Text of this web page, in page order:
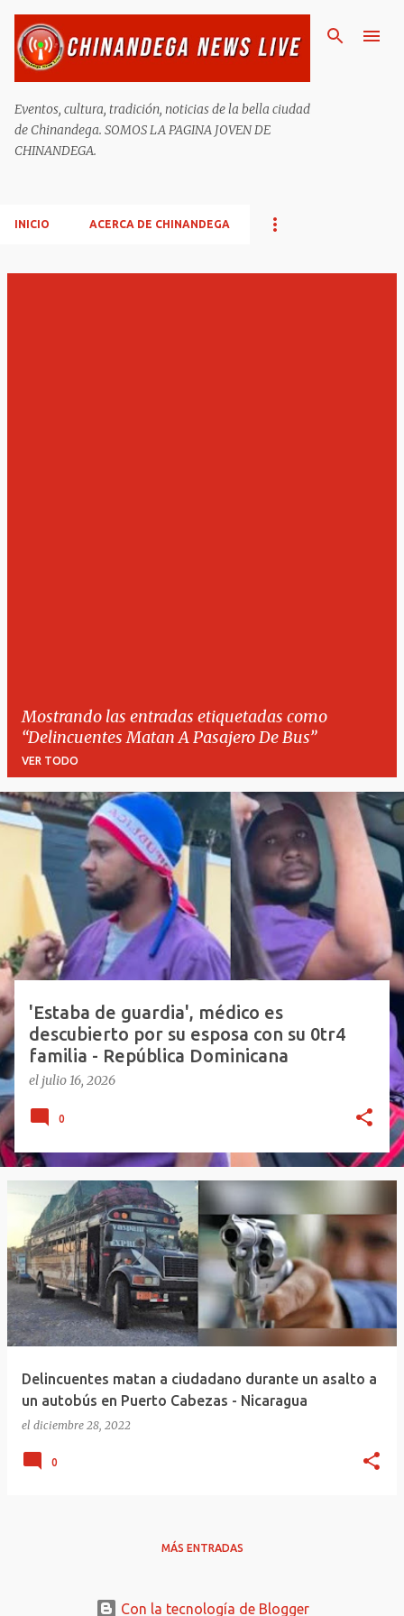
Eventos, cultura, tradición, noticias de la bella ciudad
de Chinandega. SOMOS LA PAGINA JOVEN DE
CHINANDEGA.
INICIO ACERCA DE CHINANDEGA
Mostrando las entradas etiquetadas como
Delincuentes Matan A Pasajero De Bus
VER TODO
E
d
a
s
'Estaba de guardia', médico es
descubierto por su esposa con su 0tr4
familia - República Dominicana
el julio 16, 2026
0
Delincuentes matan a ciudadano durante un asalto a
un autobús en Puerto Cabezas - Nicaragua
el diciembre 28, 2022
0
MÁS ENTRADAS
Con la tecnología de Blogger